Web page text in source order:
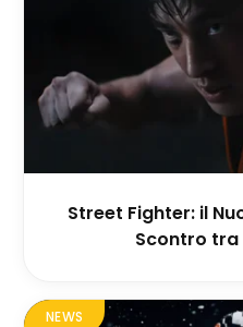
Street Fighter: il
Scontro tra
NEWS